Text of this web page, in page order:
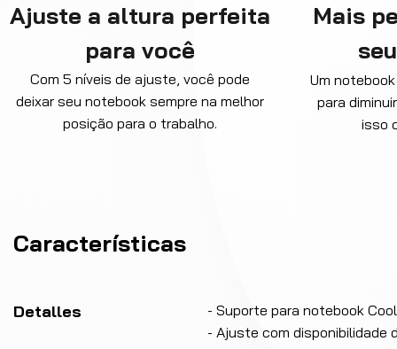
Ajuste a altura perfeita
para você
Com 5 níveis de ajuste, você pode
deixar seu notebook sempre na melhor
posição para o trabalho.
Mais
Um
para
isso
Características
Detalles
- Suporte para notebook
- Ajuste com disponibilidade